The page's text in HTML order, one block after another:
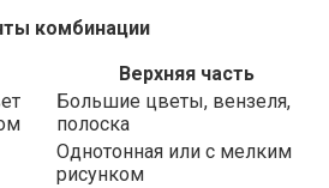
комбинации
Верхняя часть
Большие цветы, вензеля,
полоска
Однотонная или с мелким
рисунком